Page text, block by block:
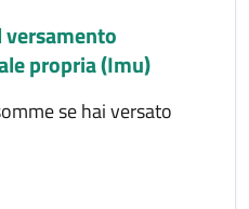
versamento
propria (Imu)
se hai versato